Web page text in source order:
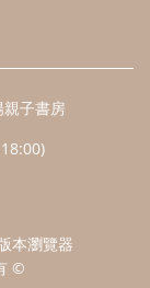
子書房
本瀏覽器
©